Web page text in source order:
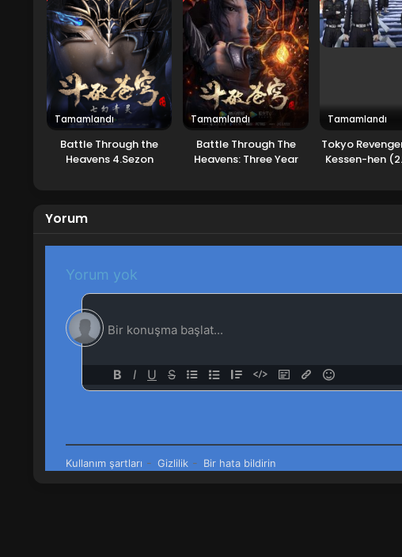
Tamamlandı
Battle Through the
Heavens 4.Sezon
Tamamlandı
Battle Through The
Heavens: Three Year
Tamamlandı
Tokyo
Kessen-hen
Yorum